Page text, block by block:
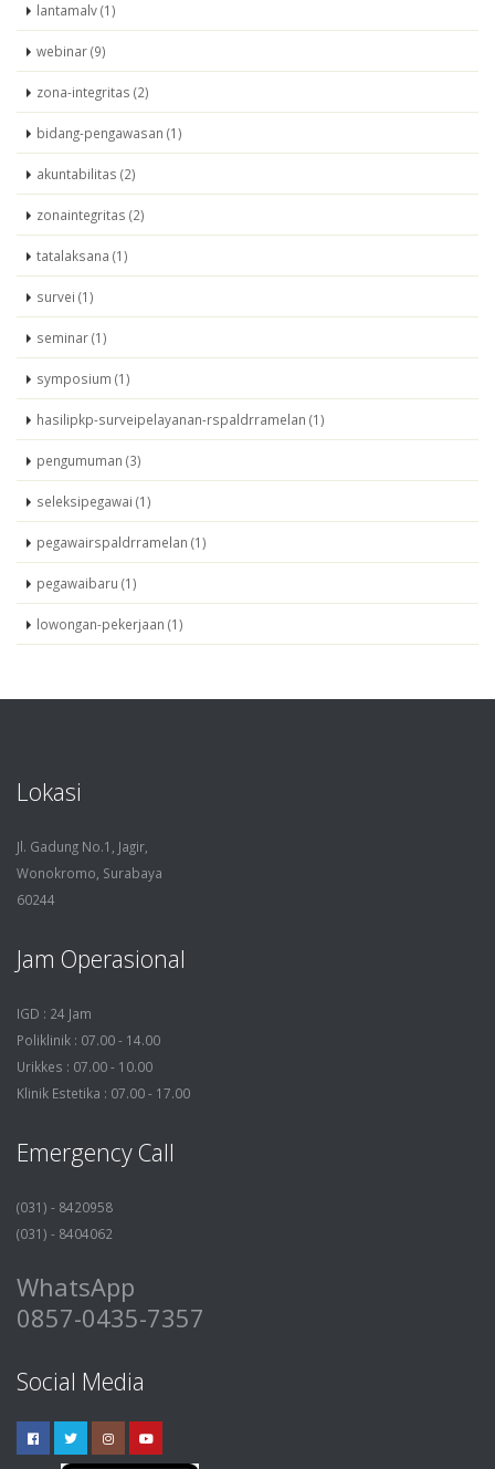
lantamalv (1)
webinar (9)
zona-integritas (2)
bidang-pengawasan (1)
akuntabilitas (2)
zonaintegritas (2)
tatalaksana (1)
survei (1)
seminar (1)
symposium (1)
hasilipkp-surveipelayanan-rspaldrramelan (1)
pengumuman (3)
seleksipegawai (1)
pegawairspaldrramelan (1)
pegawaibaru (1)
lowongan-pekerjaan (1)
Lokasi
Jl. Gadung No.1, Jagir,
Wonokromo, Surabaya
60244
Jam Operasional
IGD : 24 Jam
Poliklinik : 07.00 - 14.00
Urikkes : 07.00 - 10.00
Klinik Estetika : 07.00 - 17.00
Emergency Call
(031) - 8420958
(031) - 8404062
WhatsApp
0857-0435-7357
Social Media